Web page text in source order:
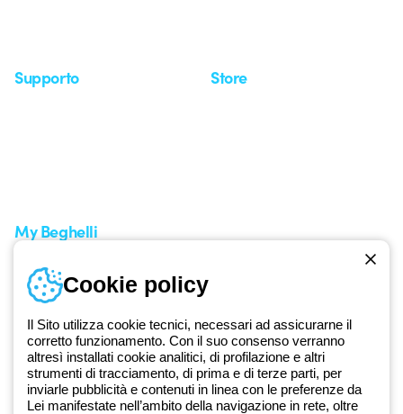
Dal 2025 Beghelli è parte del Gruppo GEWISS, all’interno
dell’ecosistema GEWISS LightZone, dove realizziamo soluzioni di
illuminazione integrate che trasformano la complessità in semplicità,
Supporto Store
My Beghelli
Accedi o registrati
Formazione
Documentazione e software
Iscriviti alla newsletter
Cookie policy
Il Sito utilizza cookie tecnici, necessari ad assicurarne il
corretto funzionamento. Con il suo consenso verranno
altresì installati cookie analitici, di profilazione e altri
strumenti di tracciamento, di prima e di terze parti, per
inviarle pubblicità e contenuti in linea con le preferenze da
Lei manifestate nell’ambito della navigazione in rete, oltre